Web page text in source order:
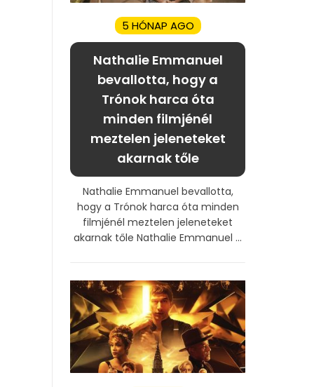
5 HÓNAP AGO
Nathalie Emmanuel
bevallotta, hogy a
Trónok harca óta
minden filmjénél
meztelen jeleneteket
akarnak tőle
Nathalie Emmanuel bevallotta,
hogy a Trónok harca óta minden
filmjénél meztelen jeleneteket
akarnak tőle Nathalie Emmanuel ...